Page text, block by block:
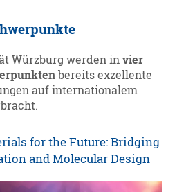
Würzburg werden invier
bereits exzellente
auf internationalem
for the Future: Bridging
and Molecular Design